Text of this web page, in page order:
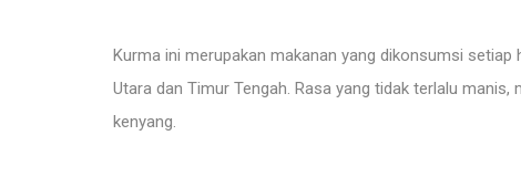
Kurma ini merupakan makanan yang dikonsumsi
Utara dan Timur Tengah. Rasa yang tidak terlalu
kenyang.